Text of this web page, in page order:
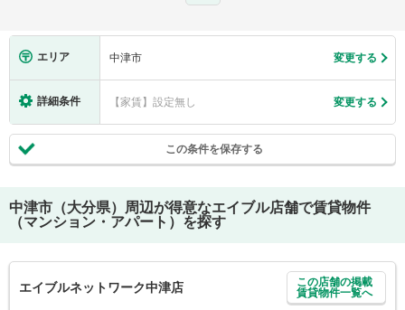
エリア 中津市 変更する
詳細条件 【家賃】設定無し 変更する
この条件を保存する
中津市（大分県）
周辺が得意なエイブル店舗で賃貸物件
（マンション・アパート）を探す
エイブルネットワーク中津店
この店舗の掲載
賃貸物件一覧へ